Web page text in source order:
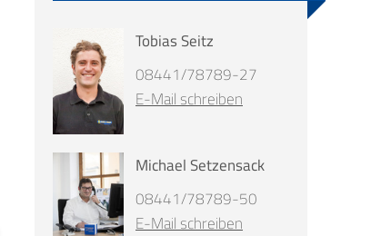
Tobias Seitz
08441/78789-27
E-Mail schreiben
Michael Setzensack
08441/78789-50
E-Mail schreiben